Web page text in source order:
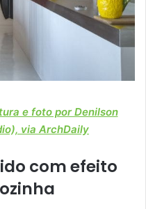
e foto por Denilson
via ArchDaily
com efeito